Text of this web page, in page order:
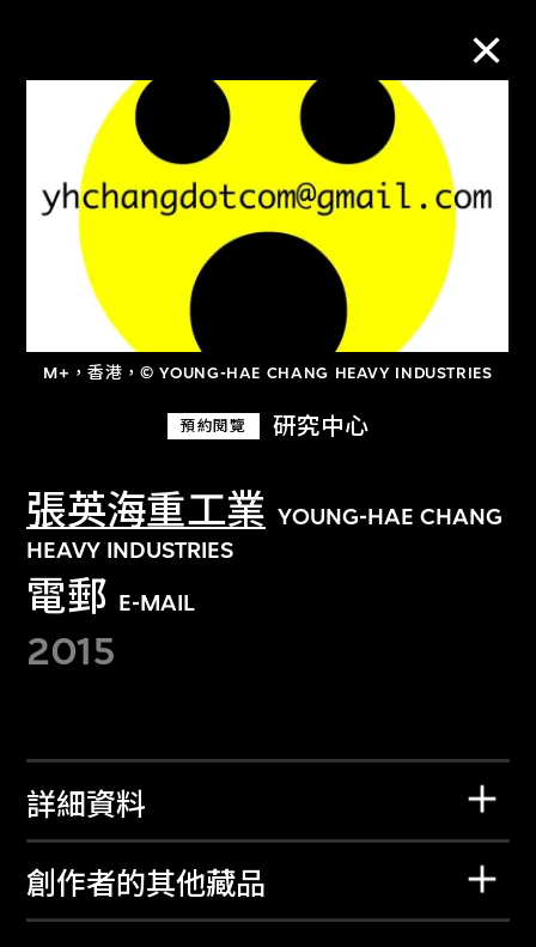
M+，香港，© YOUNG-HAE CHANG HEAVY INDUSTRIES
預約閱覽 研究中心
張英海重工業 YOUNG-HAE CHANG
HEAVY INDUSTRIES
電郵 E-MAIL
2015
詳細資料
創作者的其他藏品
M+藏品
進一步篩選 搜索
關於M+藏品
探索世界頂級的二十及二十一世紀視覺
文化藏品。